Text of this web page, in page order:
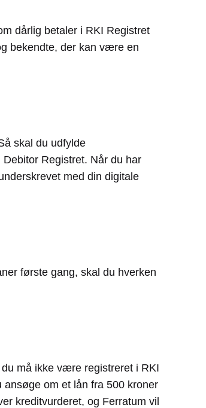
dårlig betaler i RKI Registret
bekendte, der kan være en
skal du udfylde
Registret. Når du har
med din digitale
første gang, skal du hverken
må ikke være registreret i RKI
om et lån fra 500 kroner
kreditvurderet, og Ferratum vil